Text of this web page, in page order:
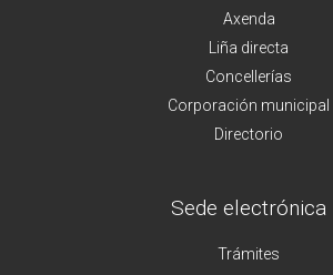
Axenda
Liña directa
Concellerías
Corporación municipal
Directorio
Sede electrónica
Trámites